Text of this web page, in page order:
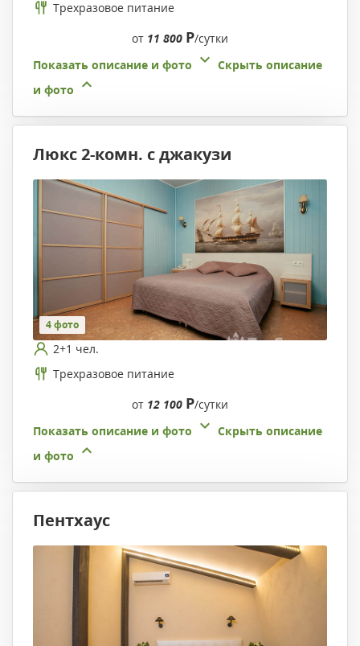
Трехразовое питание
от 11 800 Р/сутки
Показать описание и фото
Скрыть описание
и фото
Люкс 2-комн. с джакузи
4 фото
2+1 чел.
Трехразовое питание
от 12 100 Р/сутки
Показать описание и фото
Скрыть описание
и фото
Пентхауc